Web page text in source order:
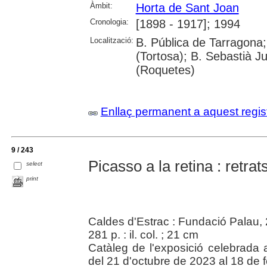
Àmbit: Horta de Sant Joan
Cronologia: [1898 - 1917]; 1994
Localització: B. Pública de
(Tortosa); B. Sebastià
(Roquetes)
Enllaç permanent a aquest
9 / 243
select
print
Picasso a la retina :
Caldes d'Estrac : Fundació Palau,
281 p. : il. col. ; 21 cm
Catàleg de l'exposició
del 21 d'octubre de 2023 al 18 de